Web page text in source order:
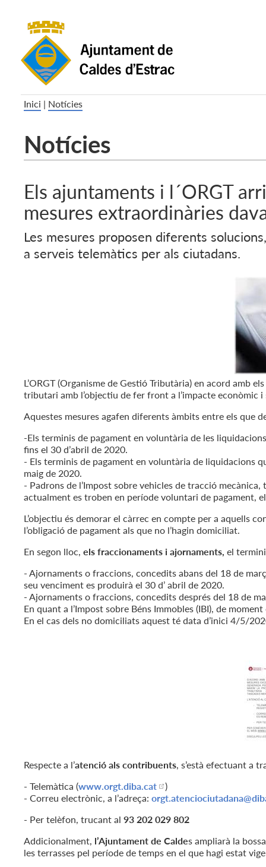
Inici | Notícies
Notícies
Els ajuntaments i l´ORGT
mesures extraordinàries
Les mesures proposen diferents
a serveis telemàtics per als ciutadans.
L’ORGT (Organisme de Gestió Tributària) en acord amb
tributari amb l’objectiu de fer front a l’impacte econòmic
Aquestes mesures agafen diferents àmbits entre els que
-Els terminis de pagament en voluntària de les
fins el 30 d’abril de 2020.
- Els terminis de pagament en voluntària de liquidacions
maig de 2020.
- Padrons de l’Impost sobre vehicles de tracció mecànica,
actualment es troben en període voluntari de pagament,
L’objectiu és demorar el càrrec en compte per a aquells
l’obligació de pagament als que no l’hagin domiciliat.
En segon lloc, els fraccionaments i ajornaments, el
- Ajornaments o fraccions, concedits abans del 18 de
seu venciment es produirà el 30 d’ abril de 2020.
- Ajornaments o fraccions, concedits després del 18 de
En quant a l’Impost sobre Béns Immobles (IBI), de
En el cas dels no domiciliats aquest té data d’inici 4/5/
Respecte a l’atenció als contribuents, s’està efectuant a
- Telemàtica (www.orgt.diba.cat
)
- Correu electrònic, a l’adreça: orgt.atenciociutadana
- Per telèfon, trucant al 93 202 029 802
Addicionalment, l’Ajuntament de Caldes ampliarà la
les terrasses pel període de temps en el que hagi estat